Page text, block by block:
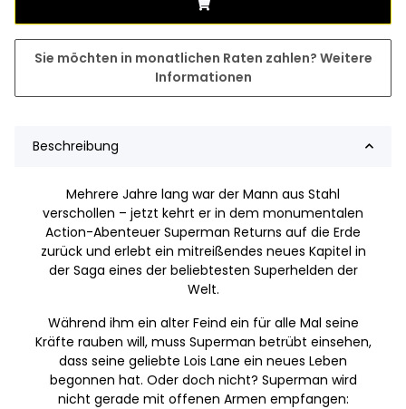
Sie möchten in monatlichen Raten zahlen? Weitere
Informationen
Beschreibung
Mehrere Jahre lang war der Mann aus Stahl
verschollen – jetzt kehrt er in dem monumentalen
Action-Abenteuer Superman Returns auf die Erde
zurück und erlebt ein mitreißendes neues Kapitel in
der Saga eines der beliebtesten Superhelden der
Welt.
Während ihm ein alter Feind ein für alle Mal seine
Kräfte rauben will, muss Superman betrübt einsehen,
dass seine geliebte Lois Lane ein neues Leben
begonnen hat. Oder doch nicht? Superman wird
nicht gerade mit offenen Armen empfangen: